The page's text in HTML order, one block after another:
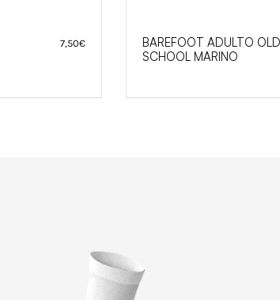
BAREFOOT ADULTO OLD
SCHOOL MARINO